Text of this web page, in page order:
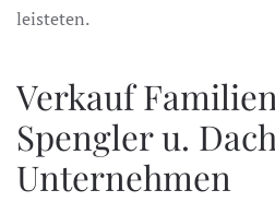
leisteten.
Verkauf
Spengler u.
Unternehmen